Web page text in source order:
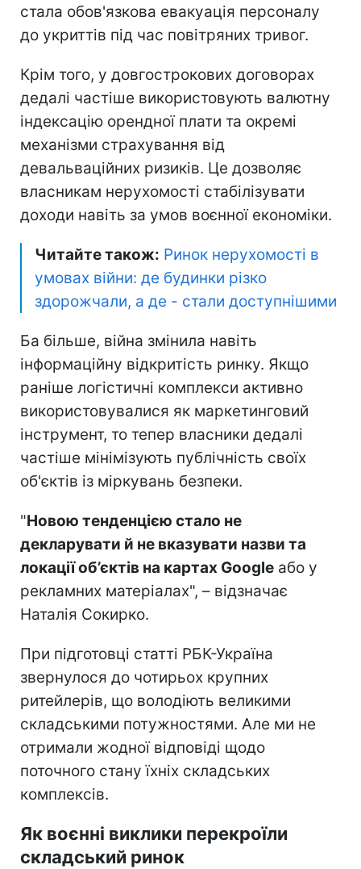
стала обов'язкова евакуація персоналу
до укриттів під час повітряних тривог.
Крім того, у довгострокових договорах
дедалі частіше використовують валютну
індексацію орендної плати та окремі
механізми страхування від
девальваційних ризиків. Це дозволяє
власникам нерухомості стабілізувати
доходи навіть за умов воєнної економіки.
Читайте також: Ринок нерухомості в
умовах війни: де будинки різко
здорожчали, а де - стали доступнішими
Ба більше, війна змінила навіть
інформаційну відкритість ринку. Якщо
раніше логістичні комплекси активно
використовувалися як маркетинговий
інструмент, то тепер власники дедалі
частіше мінімізують публічність своїх
об'єктів із міркувань безпеки.
"Новою тенденцією стало не
декларувати й не вказувати назви та
локації об’єктів на картах Google або у
рекламних матеріалах", – відзначає
Наталія Сокирко.
При підготовці статті РБК-Україна
звернулося до чотирьох крупних
ритейлерів, що володіють великими
складськими потужностями. Але ми не
отримали жодної відповіді щодо
поточного стану їхніх складських
комплексів.
Як воєнні виклики перекроїли
складський ринок